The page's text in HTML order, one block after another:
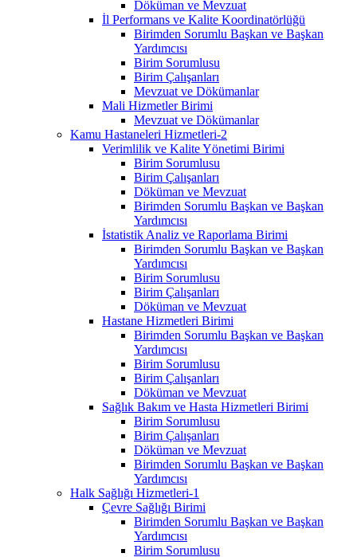
Döküman ve Mevzuat
İl Performans ve Kalite Koordinatörlüğü
Birimden Sorumlu Başkan ve Başkan
Yardımcısı
Birim Sorumlusu
Birim Çalışanları
Mevzuat ve Dökümanlar
Mali Hizmetler Birimi
Mevzuat ve Dökümanlar
Kamu Hastaneleri Hizmetleri-2
Verimlilik ve Kalite Yönetimi Birimi
Birim Sorumlusu
Birim Çalışanları
Döküman ve Mevzuat
Birimden Sorumlu Başkan ve Başkan
Yardımcısı
İstatistik Analiz ve Raporlama Birimi
Birimden Sorumlu Başkan ve Başkan
Yardımcısı
Birim Sorumlusu
Birim Çalışanları
Döküman ve Mevzuat
Hastane Hizmetleri Birimi
Birimden Sorumlu Başkan ve Başkan
Yardımcısı
Birim Sorumlusu
Birim Çalışanları
Döküman ve Mevzuat
Sağlık Bakım ve Hasta Hizmetleri Birimi
Birim Sorumlusu
Birim Çalışanları
Döküman ve Mevzuat
Birimden Sorumlu Başkan ve Başkan
Yardımcısı
Halk Sağlığı Hizmetleri-1
Çevre Sağlığı Birimi
Birimden Sorumlu Başkan ve Başkan
Yardımcısı
Birim Sorumlusu